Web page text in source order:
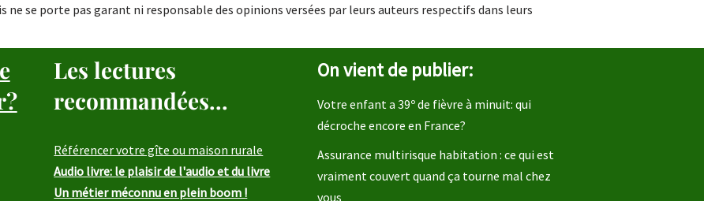
ne se porte pas garant ni responsable des opinions versées par leurs auteurs respectifs dans leurs
Les lectures
recommandées...
Référencer votre gîte ou maison rurale
Audio livre: le plaisir de l'audio et du livre
Un métier méconnu en plein boom !
On vient de publier:
Votre enfant a 39º de fièvre à minuit: qui
décroche encore en France?
Assurance multirisque habitation : ce qui est
vraiment couvert quand ça tourne mal chez
vous